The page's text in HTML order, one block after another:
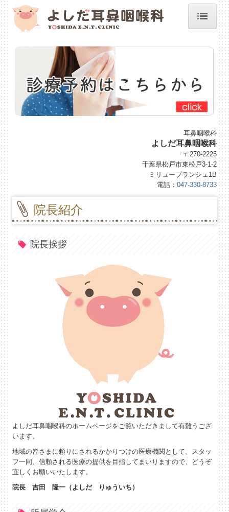
院長紹介
施設、設備など
診療案内
よくある質問
耳鼻咽喉科
よしだ耳鼻咽喉科
〒270-2225
千葉県松戸市東松戸3-1-2
ミリューブランシェ1B
電話： 047-330-8733
院長紹介
院長挨拶
よしだ耳鼻咽喉科のホームページをご覧いただきまして有難うござ
います。
地域の皆さまに頼りにされるかかりつけの医療機関として、スタッ
フ一同、信頼される医療の提供を目指してまいりますので、どうぞ
宜しくお願いいたします。
院長 吉田 隆一（よしだ りゅういち）